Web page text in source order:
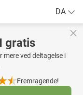
DA
gratis
ved deltagelse i
Fremragende!